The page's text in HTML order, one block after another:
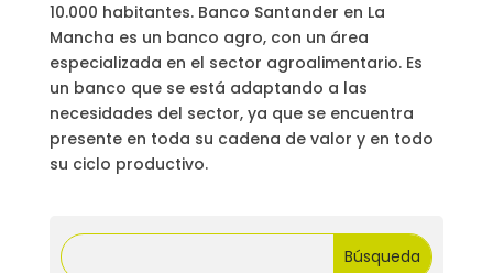
10.000 habitantes. Banco Santander en La
Mancha es un banco agro, con un área
especializada en el sector agroalimentario. Es
un banco que se está adaptando a las
necesidades del sector, ya que se encuentra
presente en toda su cadena de valor y en todo
su ciclo productivo.